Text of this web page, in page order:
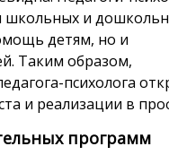
школьных и
детям, но и
Таким образом,
психолога
и реализации в
программ